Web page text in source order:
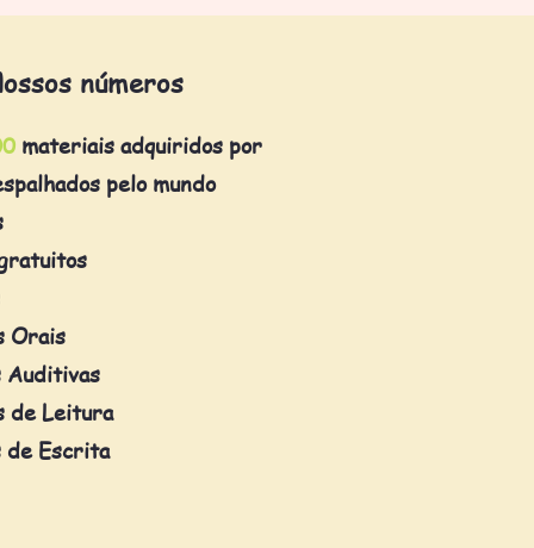
números
materiais adquiridos por
pelo mundo
Orais
Auditivas
de Leitura
de Escrita